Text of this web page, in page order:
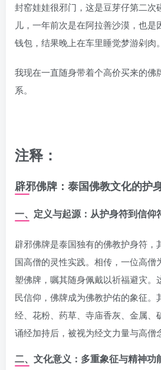
封窑娃娃很邪门，这是豆芽仔第二次
儿，一年前次是在阿拉善沙漠，也是
钱包，结果晚上在车里睡觉梦游剁肉。
我现在一直随身带着个高价买来的佛
系。
注释：
辟邪佛牌：泰国佛教文化的护
一、定义与起源：从护身符到信仰
辟邪佛牌是泰国独有的佛教护身符，
国高僧的灵性实践。相传，一位高僧
塑佛牌，嘱其随身佩戴以祈福避灾。
民信仰，佛牌成为佛教护佑的象征。
经、花粉、药草、寺庙香灰、金属、
诵经加持后，被视为经文力量与高僧
二、文化意义：多重象征与精神功